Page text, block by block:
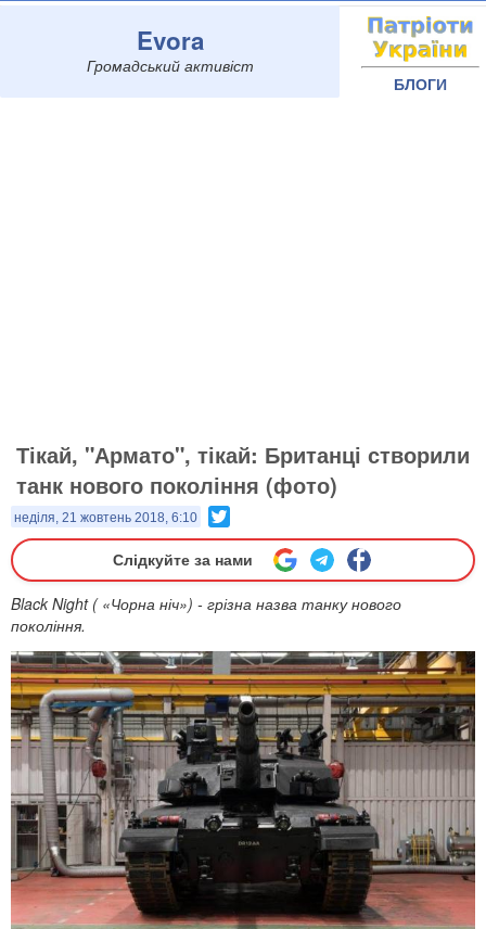
Evora
Громадський активіст
БЛОГИ
Тікай, "Армато", тікай: Британці створили
танк нового покоління (фото)
неділя, 21 жовтень 2018, 6:10
Слідкуйте за нами
Black Night ( «Чорна ніч») - грізна назва танку нового
покоління.